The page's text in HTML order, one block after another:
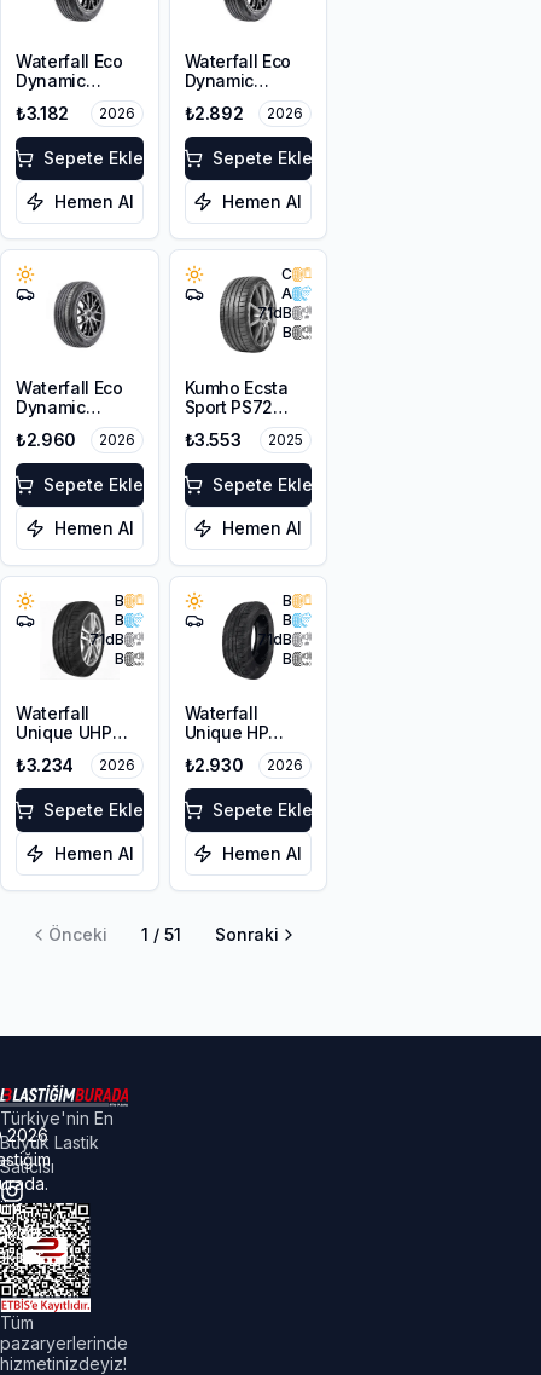
Waterfall Eco
Dynamic
215/60R16 95H
₺3.182 2026
Sepete Ekle
Hemen Al
Waterfall Eco
Dynamic
225/45R17 94W
XL
₺2.892 2026
Sepete Ekle
Hemen Al
Waterfall Eco
Dynamic
215/45R17 91V
XL
₺2.960 2026
Sepete Ekle
Hemen Al
C
A
71dB
B
Kumho Ecsta
Sport PS72
225/45ZR17
91Y EV
₺3.553 2025
Sepete Ekle
Hemen Al
B
B
71dB
B
Waterfall
Unique UHP
215/55R17 94W
₺3.234 2026
Sepete Ekle
Hemen Al
B
B
71dB
B
Waterfall
Unique HP
205/60R16 92V
₺2.930 2026
Sepete Ekle
Hemen Al
Önceki 1 / 51 Sonraki
Türkiye'nin En
Büyük Lastik
Satıcısı
Tüm
pazaryerlerinde
hizmetinizdeyiz!
2026